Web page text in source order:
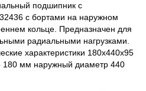
подшипник с
с бортами на наружном
кольце. Предназначен для
радиальными нагрузками.
характеристики 180x440x95
180 мм наружный диаметр 440